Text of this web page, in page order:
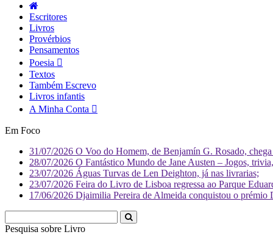
Escritores
Livros
Provérbios
Pensamentos
Poesia
Textos
Também Escrevo
Livros infantis
A Minha Conta
Em Foco
31/07/2026 O Voo do Homem, de Benjamín G. Rosado,
28/07/2026 O Fantástico Mundo de Jane Austen – Jogos,
23/07/2026 Águas Turvas de Len Deighton, já nas livrarias;
23/07/2026 Feira do Livro de Lisboa regressa ao Parque
17/06/2026 Djaimilia Pereira de Almeida conquistou o
Pesquisa sobre Liv